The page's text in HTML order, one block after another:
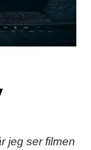
jeg ser filmen